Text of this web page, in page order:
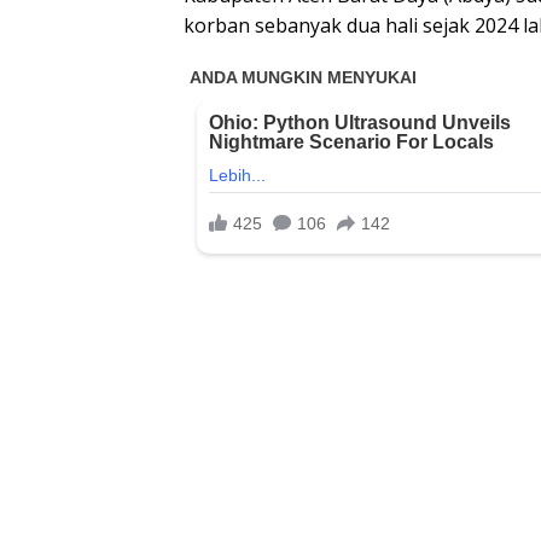
korban sebanyak dua hali sejak 2024